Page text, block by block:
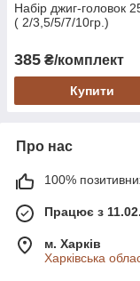
Набір джиг-головок
( 2/3,5/5/7/10гр.)
385 ₴/комплект
Купити
Про нас
100%
Працює з
м. Харків
Харківська